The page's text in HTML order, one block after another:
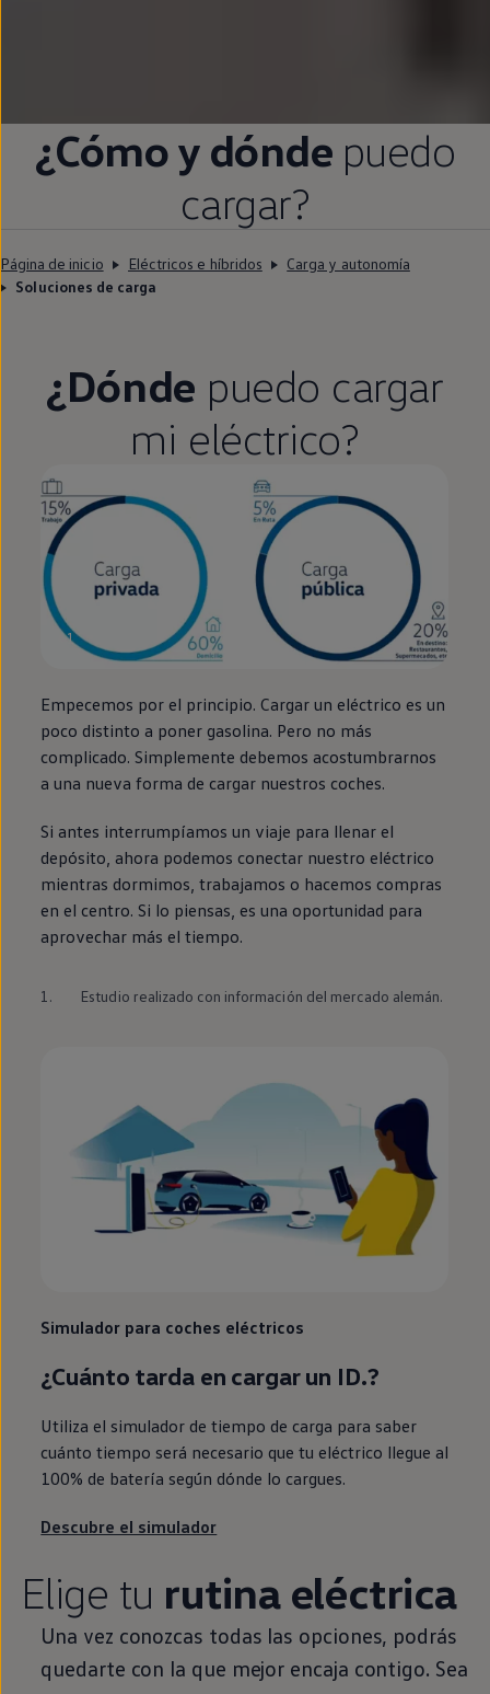
¿Cómo y dónde puedo
cargar?
Página de inicio Eléctricos e híbridos
Carga y autonomía
Soluciones de carga
¿Dónde puedo cargar
mi eléctrico?
1
Empecemos por el principio. Cargar un eléctrico es un
poco distinto a poner gasolina. Pero no más
complicado. Simplemente debemos acostumbrarnos
a una nueva forma de cargar nuestros coches.
Si antes interrumpíamos un viaje para llenar el
depósito, ahora podemos conectar nuestro eléctrico
mientras dormimos, trabajamos o hacemos compras
en el centro. Si lo piensas, es una oportunidad para
aprovechar más el tiempo.
1. Estudio realizado con información del mercado alemán.
Simulador para coches eléctricos
¿Cuánto tarda en cargar un ID.?
Utiliza el simulador de tiempo de carga para saber
cuánto tiempo será necesario que tu eléctrico llegue al
100% de batería según dónde lo cargues.
Descubre el simulador
Elige tu rutina eléctrica
Una vez conozcas todas las opciones, podrás
quedarte con la que mejor encaja contigo. Sea